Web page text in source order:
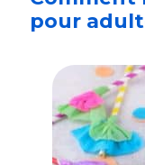
pour